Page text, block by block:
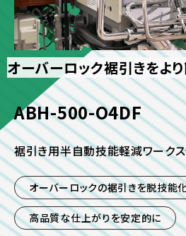
オーバーロック裾引きをよ
ABH-500-O4DF
裾引き用半自動技能軽減ワーク
オーバーロックの裾引きを脱技能
高品質な仕上がりを安定的に